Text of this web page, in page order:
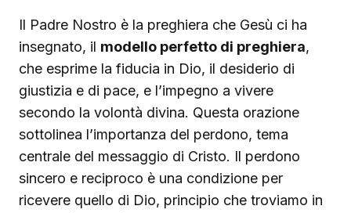
Il Padre Nostro è la preghiera che Gesù ci ha
insegnato, il modello perfetto di preghiera,
che esprime la fiducia in Dio, il desiderio di
giustizia e di pace, e l’impegno a vivere
secondo la volontà divina. Questa orazione
sottolinea l’importanza del perdono, tema
centrale del messaggio di Cristo. Il perdono
sincero e reciproco è una condizione per
ricevere quello di Dio, principio che troviamo in